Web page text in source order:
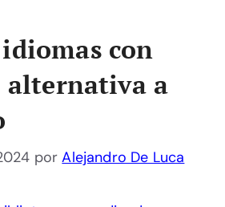
con
alternativa a
porAlejandro De Luca